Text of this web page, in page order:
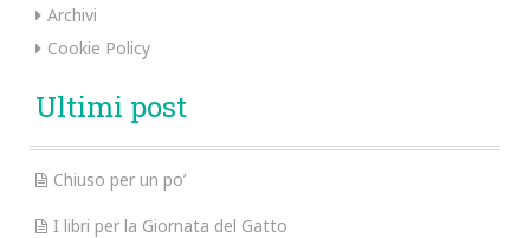
Archivi
Cookie Policy
Ultimi post
Chiuso per un po’
I libri per la Giornata del Gatto